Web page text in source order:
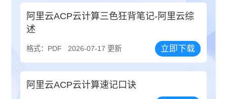
阿里云ACP云计算三色狂背笔记-阿里云综
述
格式：PDF 2026-07-17 更新 立即下载
阿里云ACP云计算速记口诀